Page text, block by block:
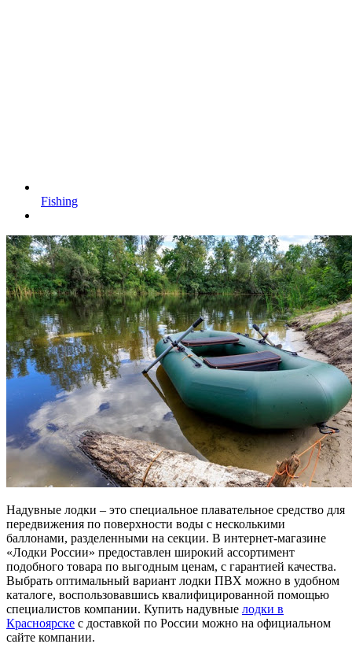
Fishing
Надувные лодки – это специальное плавательное средство для
передвижения по поверхности воды с несколькими
баллонами, разделенными на секции. В интернет-магазине
«Лодки России» предоставлен широкий ассортимент
подобного товара по выгодным ценам, с гарантией качества.
Выбрать оптимальный вариант лодки ПВХ можно в удобном
каталоге, воспользовавшись квалифицированной помощью
специалистов компании. Купить надувные лодки в
Красноярске с доставкой по России можно на официальном
сайте компании.